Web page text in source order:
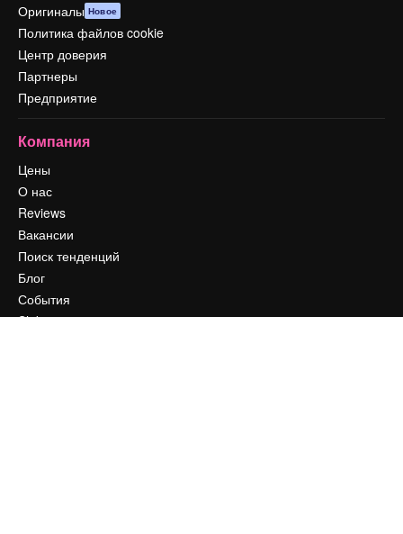
Оригиналы Новое
Политика файлов cookie
Центр доверия
Партнеры
Предприятие
Компания
Цены
О нас
Reviews
Вакансии
Поиск тенденций
Блог
События
Slidesgo